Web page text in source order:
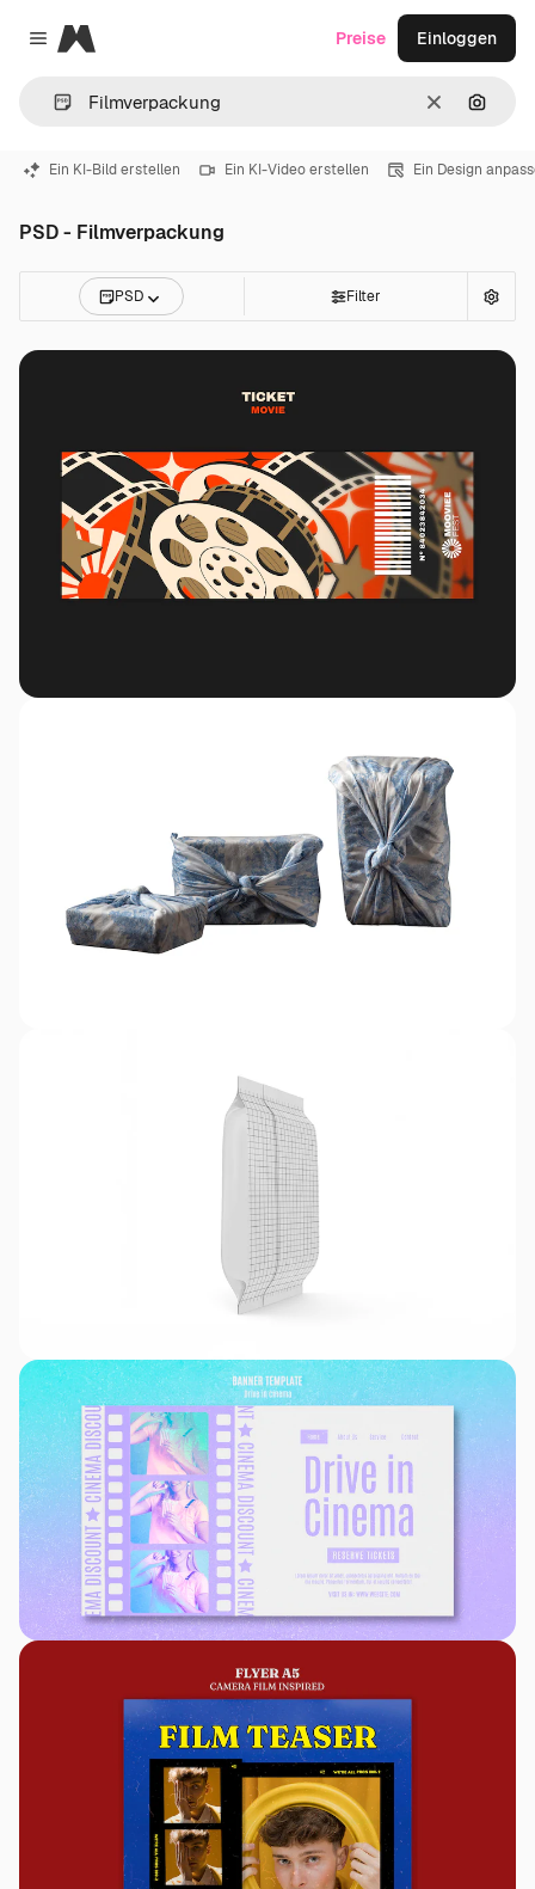
Close menu
Magnific
LöschenNach
Preise Einloggen
Ein KI-Bild erstellen Ein KI-Video erstellen Ein Design
PSD - Filmverpackung
PSD Filter